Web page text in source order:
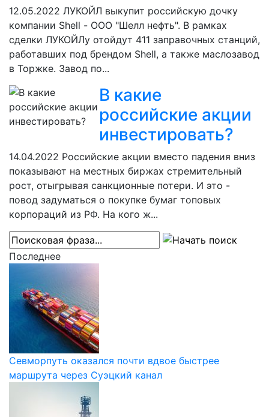
12.05.2022 ЛУКОЙЛ выкупит российскую дочку
компании Shell - ООО "Шелл нефть". В рамках
сделки ЛУКОЙЛу отойдут 411 заправочных станций,
работавших под брендом Shell, а также маслозавод
в Торжке. Завод по...
В какие
российские акции
инвестировать?
14.04.2022 Российские акции вместо падения вниз
показывают на местных биржах стремительный
рост, отыгрывая санкционные потери. И это -
повод задуматься о покупке бумаг топовых
корпораций из РФ. На кого ж...
Последнее
Севморпуть оказался почти вдвое быстрее
маршрута через Суэцкий канал